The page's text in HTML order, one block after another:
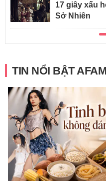
17 giây xấu
Sở Nhiên
TIN NỔI BẬT